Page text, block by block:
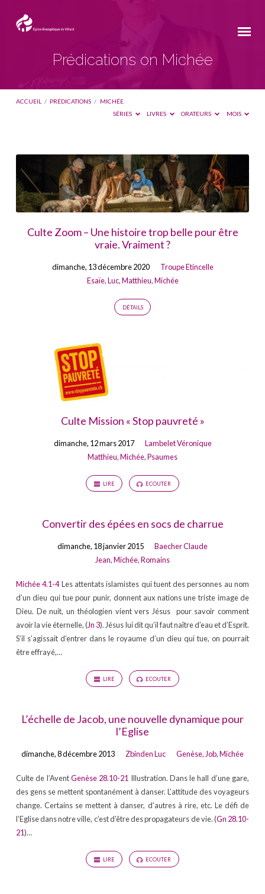
Prédications on Michée
ACCUEIL / PRÉDICATIONS / MICHÉE
SÉRIES
LIVRES ORATEURS MOIS
Prédications
on
Michée
Culte Zoom – Une histoire trop belle pour être
vraie. Vraiment ?
dimanche, 13 décembre 2020
Troupe Etincelle
Esaïe,Luc,Matthieu,Michée
DÉTAILS
Culte Mission « Stop pauvreté »
dimanche, 12 mars 2017
Lambelet Véronique
Matthieu,Michée,Psaumes
LIRE ECOUTER
Convertir des épées en socs de charrue
dimanche, 18 janvier 2015
Baecher Claude
Jean,Michée,Romains
Michée 4.1-4Les attentats islamistes qui tuent des personnes au nom
d’un dieu qui tue pour punir, donnent aux nations une triste image de
Dieu. De nuit, un théologien vient vers Jésus pour savoir comment
avoir la vie éternelle, (Jn 3). Jésus lui dit qu’il faut naître d’eau et d’Esprit.
S’il s’agissait d’entrer dans le royaume d’un dieu qui tue, on pourrait
être effrayé,…
LIRE ECOUTER
L’échelle de Jacob, une nouvelle dynamique pour
l’Eglise
dimanche, 8 décembre 2013 Zbinden Luc Genèse,Job,Michée
Culte de l’AventGenèse 28.10-21 Illustration. Dans le hall d’une gare,
des gens se mettent spontanément à danser. L’attitude des voyageurs
change. Certains se mettent à danser, d’autres à rire, etc. Le défi de
l’Eglise dans notre ville, c’est d’être des propagateurs de vie. (Gn 28.10-
21)…
LIRE ECOUTER